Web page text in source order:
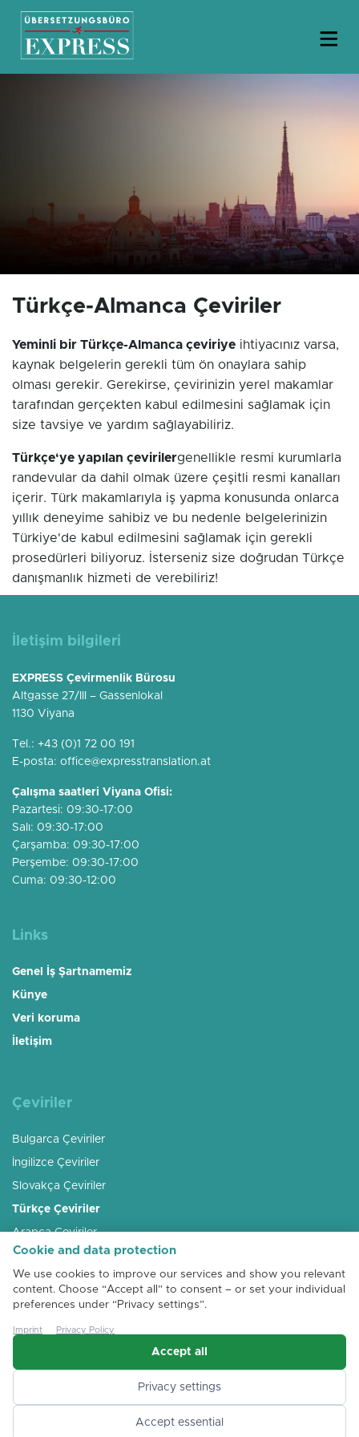
Türkçe-Almanca Çeviriler
Yeminli bir Türkçe-Almanca çeviriye ihtiyacınız varsa,
kaynak belgelerin gerekli tüm ön onaylara sahip
olması gerekir. Gerekirse, çevirinizin yerel makamlar
tarafından gerçekten kabul edilmesini sağlamak için
size tavsiye ve yardım sağlayabiliriz.
Türkçe‘ye yapılan çevirilergenellikle resmi kurumlarla
randevular da dahil olmak üzere çeşitli resmi kanalları
içerir. Türk makamlarıyla iş yapma konusunda onlarca
yıllık deneyime sahibiz ve bu nedenle belgelerinizin
Türkiye'de kabul edilmesini sağlamak için gerekli
prosedürleri biliyoruz. İsterseniz size doğrudan Türkçe
danışmanlık hizmeti de verebiliriz!
İletişim bilgileri
EXPRESS Çevirmenlik Bürosu
Altgasse 27/III – Gassenlokal
1130 Viyana
Tel.: +43 (0)1 72 00 191
E-posta: office@expresstranslation.at
Çalışma saatleri Viyana Ofisi:
Pazartesi: 09:30-17:00
Salı: 09:30-17:00
Çarşamba: 09:30-17:00
Perşembe: 09:30-17:00
Cuma: 09:30-12:00
Links
Genel İş Şartnamemiz
Künye
Veri koruma
İletişim
Çeviriler
Bulgarca Çeviriler
İngilizce Çeviriler
Slovakça Çeviriler
Türkçe Çeviriler
Arapça Çeviriler
Rusça Çeviriler
Macarca Çeviriler
Romence Çeviriler
Arnavutça Çeviriler
+43 (0)1 72 00 191
Cookie and data protection
We use cookies to improve our services and show you relevant
content. Choose “Accept all” to consent – or set your individual
preferences under “Privacy settings”.
Imprint Privacy Policy
Privacy settings
Accept essential
Accept all